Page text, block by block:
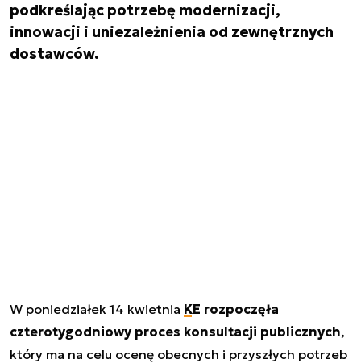
podkreślając potrzebę modernizacji,
innowacji i uniezależnienia od zewnętrznych
dostawców.
W poniedziałek 14 kwietnia KE rozpoczęła
czterotygodniowy proces konsultacji publicznych,
który ma na celu ocenę obecnych i przyszłych potrzeb